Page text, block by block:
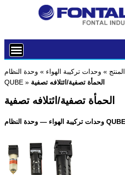
المنتج » وحدات تركيبة الهواء » وحدة النظام
QUBE » الحمأة تصفية/ائتلافه تصفية
الحمأة تصفية/ائتلافه تصفية